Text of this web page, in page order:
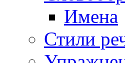
Имена
Стили